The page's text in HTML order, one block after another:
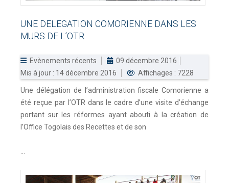
UNE DELEGATION COMORIENNE DANS LES
MURS DE L’OTR
Evènements récents
09 décembre 2016
Mis à jour : 14 décembre 2016
Affichages : 7228
Une délégation de l’administration fiscale Comorienne a
été reçue par l’OTR dans le cadre d’une visite d’échange
portant sur les réformes ayant abouti à la création de
l’Office Togolais des Recettes et de son